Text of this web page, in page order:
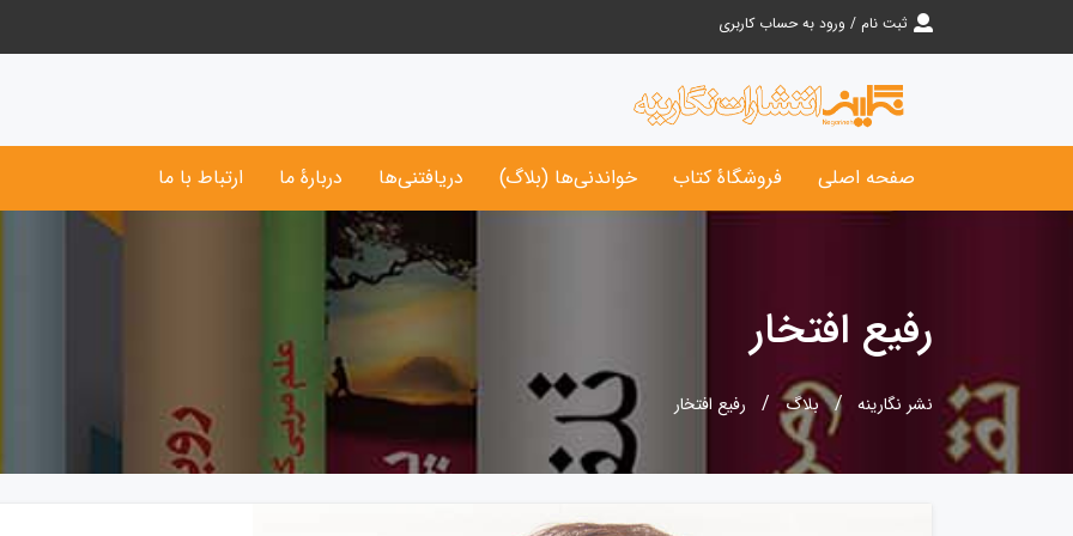
ثبت نام / ورود به حساب کاربری
صفحه اصلی فروشگاۀ کتاب‌ خواندنی‌ها (بلاگ) دریافتنی‌ها دربارۀ ما ارتباط با ما
رفیع افتخار
نشر نگارینه بلاگ رفیع افتخار